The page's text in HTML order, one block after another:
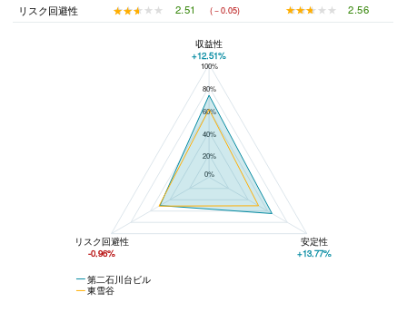
リスク回避性
★★★★★
★★★★★ 2.51 (－0.05) ★★★★★
★★★★★ 2.56
第二石川台ビルと東雪谷の平均値の総合評価の比較
100%
80%
60%
40%
20%
0%
第二石川台ビル
東雪谷
収益性
+12.51%
リスク回避性
-0.96%
安定性
+13.77%